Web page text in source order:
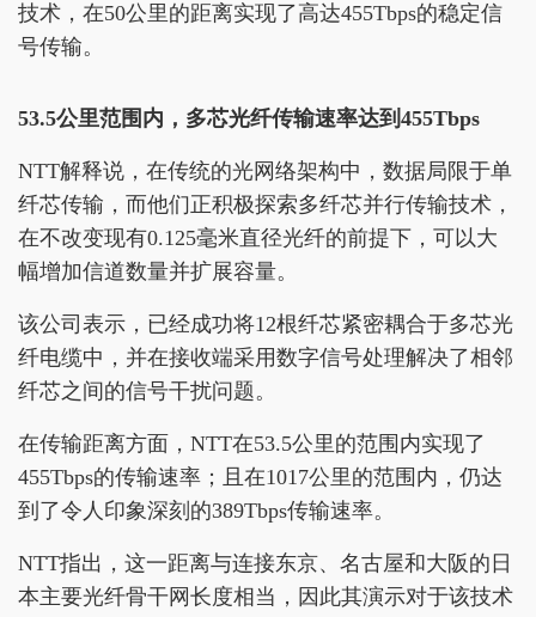
技术，在50公里的距离实现了高达455Tbps的稳定信
号传输。
53.5公里范围内，多芯光纤传输速率达到455Tbps
NTT解释说，在传统的光网络架构中，数据局限于单
纤芯传输，而他们正积极探索多纤芯并行传输技术，
在不改变现有0.125毫米直径光纤的前提下，可以大
幅增加信道数量并扩展容量。
该公司表示，已经成功将12根纤芯紧密耦合于多芯光
纤电缆中，并在接收端采用数字信号处理解决了相邻
纤芯之间的信号干扰问题。
在传输距离方面，NTT在53.5公里的范围内实现了
455Tbps的传输速率；且在1017公里的范围内，仍达
到了令人印象深刻的389Tbps传输速率。
NTT指出，这一距离与连接东京、名古屋和大阪的日
本主要光纤骨干网长度相当，因此其演示对于该技术